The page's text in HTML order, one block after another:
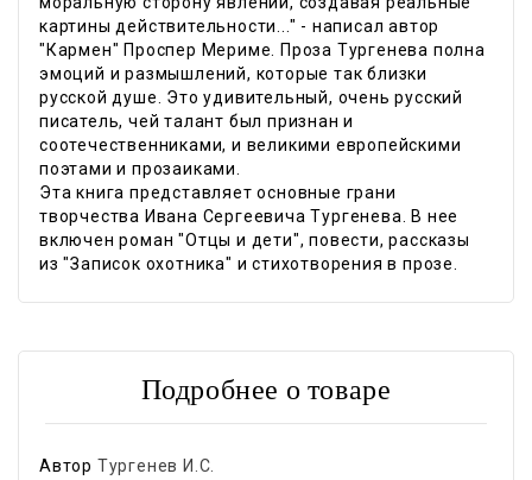
картины действительности..." - написал автор
"Кармен" Проспер Мериме. Проза Тургенева полна
эмоций и размышлений, которые так близки
русской душе. Это удивительный, очень русский
писатель, чей талант был признан и
соотечественниками, и великими европейскими
поэтами и прозаиками.
Эта книга представляет основные грани
творчества Ивана Сергеевича Тургенева. В нее
включен роман "Отцы и дети", повести, рассказы
из "Записок охотника" и стихотворения в прозе.
Подробнее о товаре
Автор Тургенев И.С.